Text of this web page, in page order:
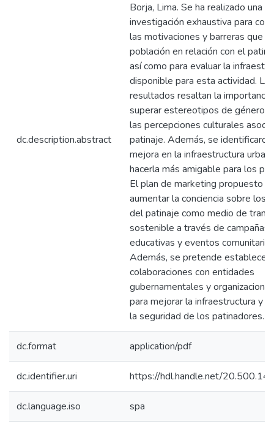
dc.description.abstract
Borja, Lima. Se ha realizado una
investigación exhaustiva para
las motivaciones y barreras que
población en relación con el
así como para evaluar la
disponible para esta actividad.
resultados resaltan la
superar estereotipos de género
las percepciones culturales
patinaje. Además, se
mejora en la infraestructura
hacerla más amigable para los
El plan de marketing propuesto
aumentar la conciencia sobre los
del patinaje como medio de
sostenible a través de campañas
educativas y eventos
Además, se pretende establecer
colaboraciones con entidades
gubernamentales y
para mejorar la infraestructura y
la seguridad de los patinadores.
dc.format application/pdf
dc.identifier.uri https://hdl.handle.net/
dc.language.iso spa